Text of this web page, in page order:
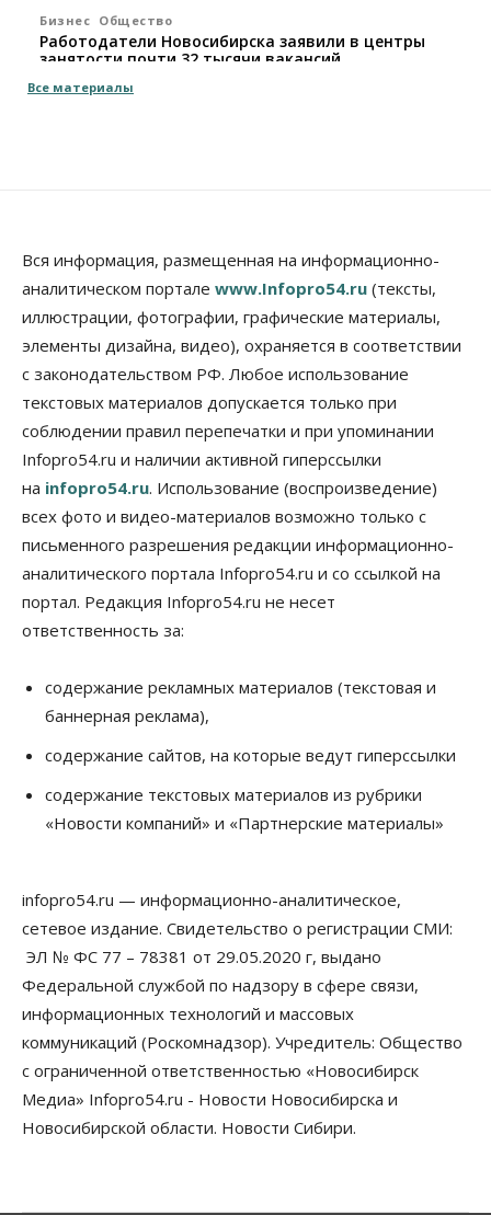
Бизнес Общество
Работодатели Новосибирска заявили в центры
занятости почти 32 тысячи вакансий
09 Августа 2026, 09:00
К современному юридическому образованию в
России возникает много вопросов
08 Августа 2026, 17:00
Общество
Новосибирские вузы опубликовали
приказы о зачислении на бюджетные места
08 Августа 2026, 16:00
Общество
Искусственный интеллект впервые выписал
штраф за борщевик
08 Августа 2026, 15:00
Продажи подержанных электромобилей в
Новосибирской области растут второй месяц
Детские центры Новосибирска
перегибают с «педагогикой успеха», считает
психолог
Бизнес Общество
Союз продавцов маркетплейсов
обратился в правительство РФ из-за атак на WB
Общество
Новосибирцы будут получать квитанции за ЖКУ
по-новому
08 Августа 2026, 09:00
Бизнес
В Новосибирской области резко
сократился грузооборот в автоперевозках
07 Августа 2026, 19:00
Общество
В Новосибирске прошёл митинг
Все материалы
Вся информация, размещенная на информационно-
аналитическом портале www.Infopro54.ru (тексты,
иллюстрации, фотографии, графические материалы,
элементы дизайна, видео), охраняется в соответствии
с законодательством РФ. Любое использование
текстовых материалов допускается только при
соблюдении правил перепечатки и при упоминании
Infopro54.ru и наличии активной гиперссылки
на infopro54.ru. Использование (воспроизведение)
всех фото и видео-материалов возможно только с
письменного разрешения редакции информационно-
аналитического портала Infopro54.ru и со ссылкой на
портал. Редакция Infopro54.ru не несет
ответственность за:
содержание рекламных материалов (текстовая и
баннерная реклама),
содержание сайтов, на которые ведут гиперссылки
содержание текстовых материалов из рубрики
«Новости компаний» и «Партнерские материалы»
infopro54.ru — информационно-аналитическое,
сетевое издание. Свидетельство о регистрации СМИ:
ЭЛ № ФС 77 – 78381 от 29.05.2020 г, выдано
Федеральной службой по надзору в сфере связи,
информационных технологий и массовых
коммуникаций (Роскомнадзор). Учредитель: Общество
с ограниченной ответственностью «Новосибирск
Медиа» Infopro54.ru - Новости Новосибирска и
Новосибирской области. Новости Сибири.